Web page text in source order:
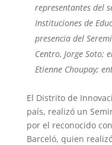
representantes del
Instituciones de
presencia del
Centro, Jorge Soto;
Etienne Choupay;
El Distrito de
país, realizó un
por el reconocido
Barceló, quien